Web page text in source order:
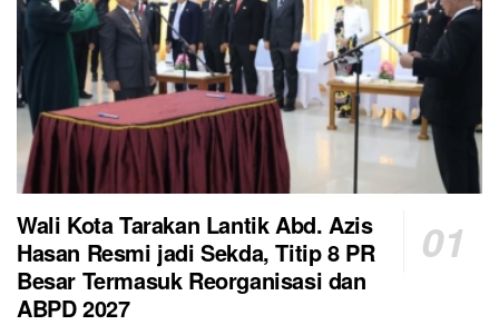
Wali Kota Tarakan Lantik Abd. Azis
Hasan Resmi jadi Sekda, Titip 8 PR
Besar Termasuk Reorganisasi dan
ABPD 2027